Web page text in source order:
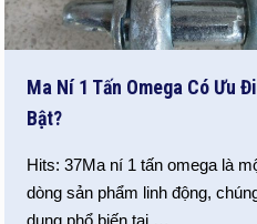
Ma Ní 1 Tấn Omega Có Ưu
Bật?
Hits: 37Ma ní 1 tấn omega là
dòng sản phẩm linh động,
dụng phổ biến tại …